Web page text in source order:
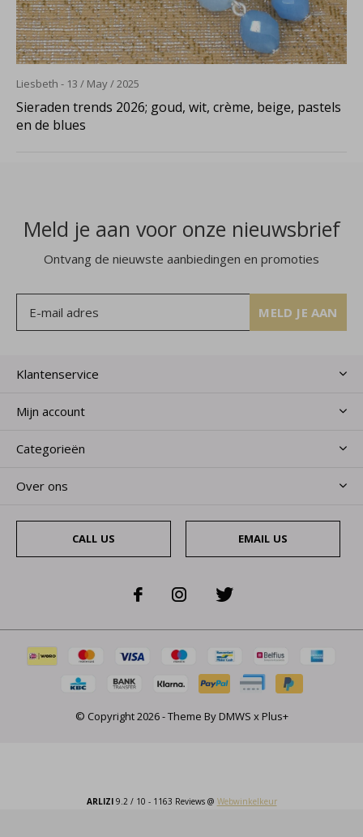
Liesbeth - 13 / May / 2025
Sieraden trends 2026; goud, wit, crème, beige, pastels
en de blues
Meld je aan voor onze nieuwsbrief
Ontvang de nieuwste aanbiedingen en promoties
MELD JE AAN
Klantenservice
Mijn account
Categorieën
Over ons
CALL US EMAIL US
© Copyright2026- Theme ByDMWS xPlus+
ARLIZI9.2/ 10 - 1163 Reviews @ Webwinkelkeur